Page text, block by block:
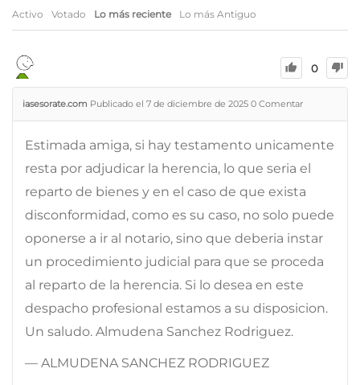
Activo Votado Lo más reciente Lo más Antiguo
0
iasesorate.com Publicado el 7 de diciembre de 2025 0 Comentar
Estimada amiga, si hay testamento unicamente
resta por adjudicar la herencia, lo que seria el
reparto de bienes y en el caso de que exista
disconformidad, como es su caso, no solo puede
oponerse a ir al notario, sino que deberia instar
un procedimiento judicial para que se proceda
al reparto de la herencia. Si lo desea en este
despacho profesional estamos a su disposicion.
Un saludo. Almudena Sanchez Rodriguez.
— ALMUDENA SANCHEZ RODRIGUEZ